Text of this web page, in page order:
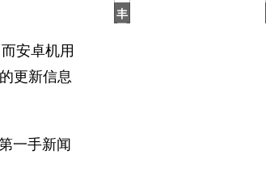
安卓机用
更新信息
一手新闻
定
引
丰